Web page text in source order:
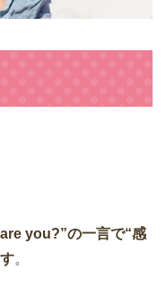
you?”の一言で“感
。